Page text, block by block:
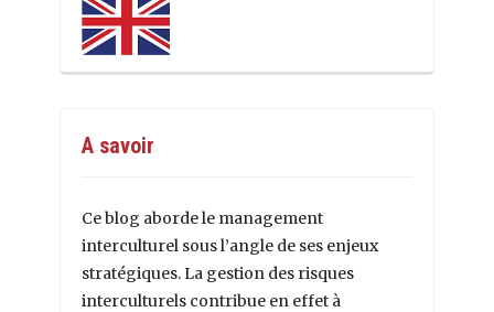
A savoir
Ce blog aborde le management
interculturel sous l’angle de ses enjeux
stratégiques. La gestion des risques
interculturels contribue en effet à